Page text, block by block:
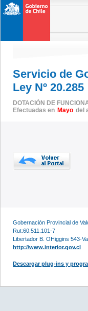
Servicio de
Ley Nº 20.285
DOTACIÓN DE
Efectuadas en Mayo del
Gobernación Provincial de
Rut:60.511.101-7
Libertador B. OHiggins 543-
http://www.interior.gov.cl
Descargar plug-ins y